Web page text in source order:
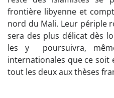
frontière libyenne et
nord du Mali. Leur périple
sera des plus délicat dès
les y poursuivra,
internationales que ce soit
tout les deux aux thèses